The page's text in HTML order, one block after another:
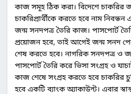
কাজ সমূহ ঠিক করা। বিদেশে চাকরির
চাকরিপ্রার্থীকে করতে হবে নাম
জন্ম সনদপত্র তৈরি কাজ। পাসপোর্ট
প্রয়োজন হবে, তাই আগেই জন্ম সনদ
শেষ করতে হবে। নাগরিক সনদপত্র ও
পাসপোর্ট তৈরি করে ভিসা সংগ্রহ ও
কাজ শেষে সংগ্রহ করতে হবে চাকরির
হবে একটি ব্যাংক অ্যাকাউন্ট। এবার